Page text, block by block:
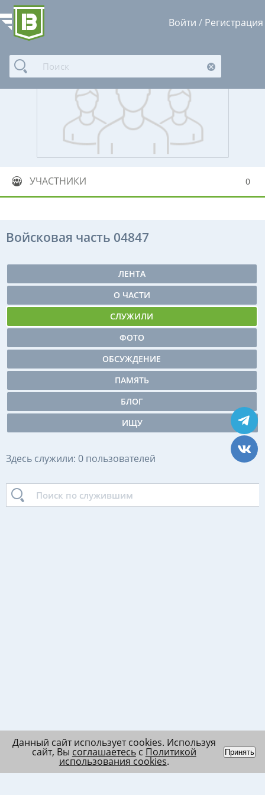
Войти / Регистрация
УЧАСТНИКИ 0
Войсковая часть 04847
ЛЕНТА
О ЧАСТИ
СЛУЖИЛИ
ФОТО
ОБСУЖДЕНИЕ
ПАМЯТЬ
БЛОГ
ИЩУ
Здесь служили: 0 пользователей
Данный сайт использует cookies. Используя
сайт, Вы соглашаетесьс Политикой
использования cookies.
Принять